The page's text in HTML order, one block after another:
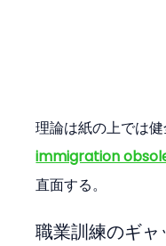
理論は紙の上では
immigration
直面する。
職業訓練のギャ